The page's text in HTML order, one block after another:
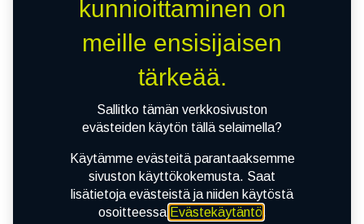
kunnioittaminen on
meille ensisijaisen
tärkeää.
Sallitko tämän verkkosivuston
evästeiden käytön tällä selaimella?
Käytämme evästeitä parantaaksemme
sivuston käyttökokemusta. Saat
lisätietoja evästeistä ja niiden käytöstä
osoitteessa Evästekäytäntö.